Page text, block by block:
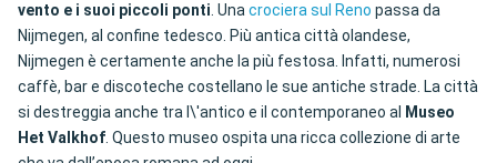
vento e i suoi piccoli ponti. Unacrociera sul Reno passa da
Nijmegen, al confine tedesco. Più antica città olandese,
Nijmegen è certamente anche la più festosa. Infatti, numerosi
caffè, bar e discoteche costellano le sue antiche strade. La città
si destreggia anche tra l\'antico e il contemporaneo al Museo
Het Valkhof. Questo museo ospita una ricca collezione di arte